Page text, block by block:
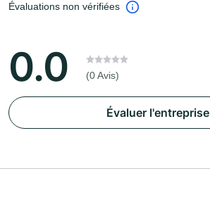
Évaluations non vérifiées
0.0 (0 Avis)
Évaluer l'entreprise